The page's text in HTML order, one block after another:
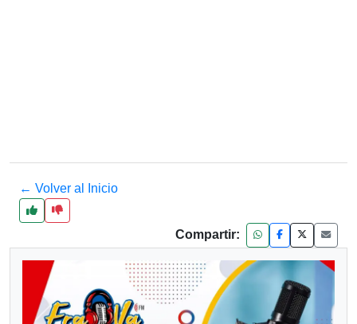
← Volver al Inicio
Compartir: